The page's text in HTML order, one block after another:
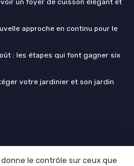
approche en continu pour le
: les étapes qui font gagner six
votre jardinier et son jardin
le contrôle sur ceux que